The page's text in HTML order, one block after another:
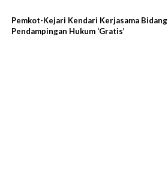
Pemkot-Kejari Kendari Kerjasama Bidang
Pendampingan Hukum ‘Gratis’